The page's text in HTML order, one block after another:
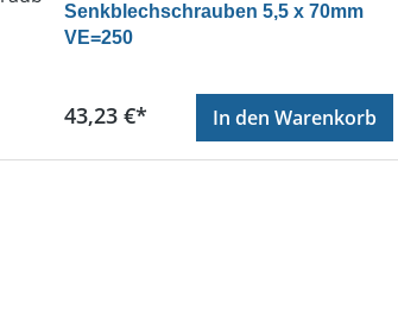
Senkblechschrauben 5,5 x 70mm
VE=250
Regulärer Preis:
43,23 €* In den Warenkorb